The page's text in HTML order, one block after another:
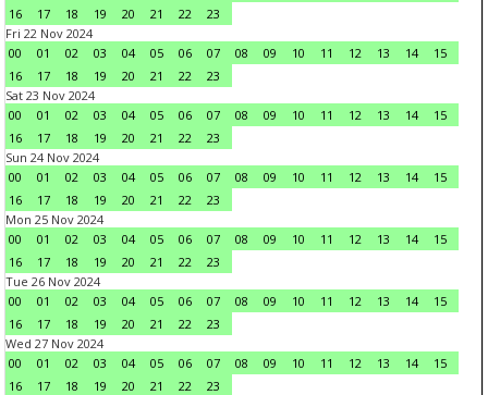
16
17 18 19 20 21 22
23
Fri 22 Nov 2024
00
01 02 03 04 05 06 07 08 09 10 11 12 13 14
15
16
17 18 19 20 21 22
23
Sat 23 Nov 2024
00
01 02 03 04 05 06 07 08 09 10 11 12 13 14
15
16
17 18 19 20 21 22
23
Sun 24 Nov 2024
00
01 02 03 04 05 06 07 08 09 10 11 12 13 14
15
16
17 18 19 20 21 22
23
Mon 25 Nov 2024
00
01 02 03 04 05 06 07 08 09 10 11 12 13 14
15
16
17 18 19 20 21 22
23
Tue 26 Nov 2024
00
01 02 03 04 05 06 07 08 09 10 11 12 13 14
15
16
17 18 19 20 21 22
23
Wed 27 Nov 2024
00
01 02 03 04 05 06 07 08 09 10 11 12 13 14
15
16
17 18 19 20 21 22
23